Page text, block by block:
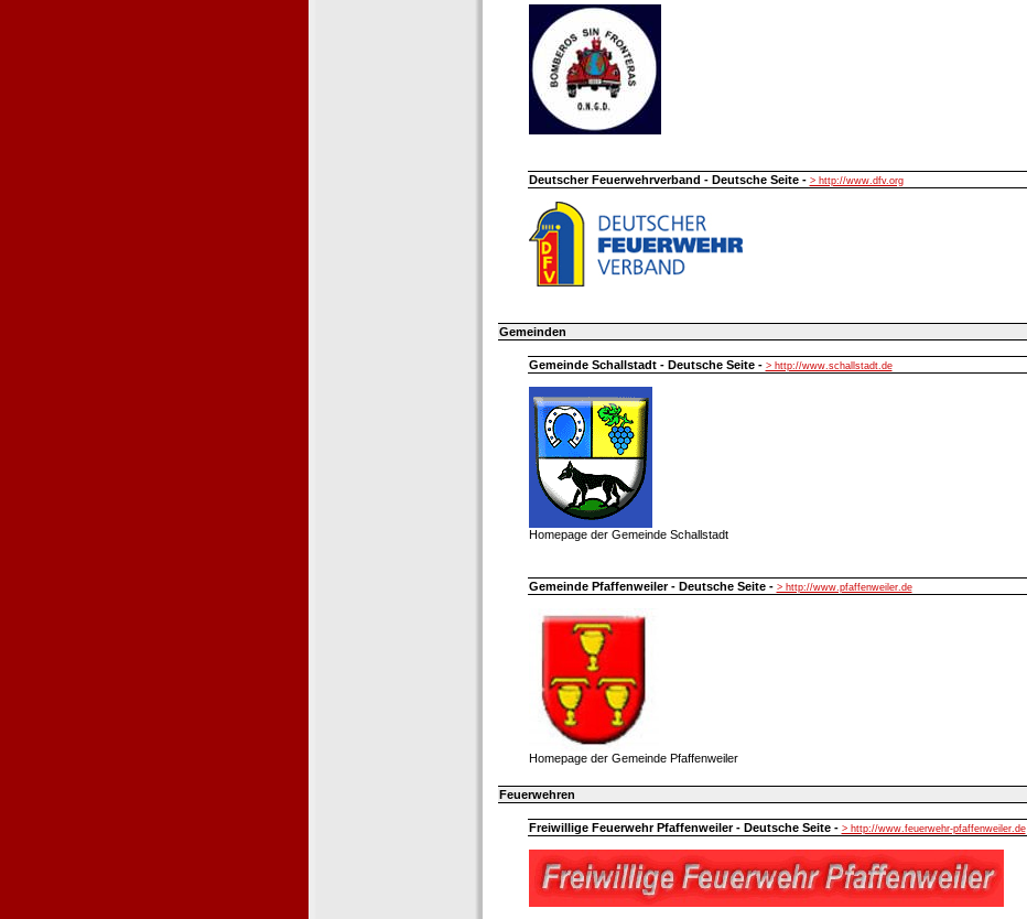
Deutscher Feuerwehrverband - Deutsche Seite - > http://www.dfv.org
Gemeinden
Gemeinde Schallstadt - Deutsche Seite - > http://www.schallstadt.de
Homepage der Gemeinde Schallstadt
Gemeinde Pfaffenweiler - Deutsche Seite - > http://www.pfaffenweiler.de
Homepage der Gemeinde Pfaffenweiler
Feuerwehren
Freiwillige Feuerwehr Pfaffenweiler - Deutsche Seite - > http://www.feuerwehr-pfaffenweiler.de